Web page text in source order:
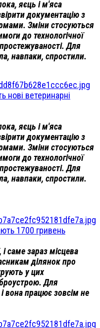
яєць і м'яса
документацію з
Зміни стосуються
до технологічної
Для
навпаки, спростили.
нові ветеринарні
яєць і м'яса
документацію з
Зміни стосуються
до технологічної
Для
навпаки, спростили.
1700 гривень
саме зараз місцева
ділянок про
у цих
Для
вона працює зовсім не